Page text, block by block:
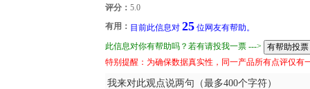
评分： 5.0
有用： 目前此信息对 25 位网友有帮助。
此信息对你有帮助吗？若有请投我一票 --->
特别提醒：为确保数据真实性，同一产品所有点评仅有
我来对此观点说两句（最多400个字符）